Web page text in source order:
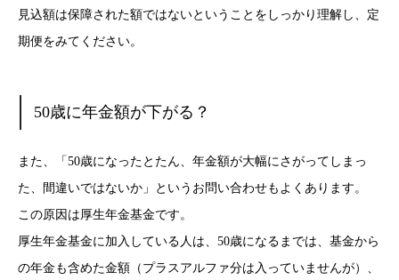
見込額は保障された額ではないということをしっかり理解し、定
期便をみてください。
50歳に年金額が下がる？
また、「50歳になったとたん、年金額が大幅にさがってしまっ
た、間違いではないか」というお問い合わせもよくあります。
この原因は厚生年金基金です。
厚生年金基金に加入している人は、50歳になるまでは、基金から
の年金も含めた金額（プラスアルファ分は入っていませんが）、